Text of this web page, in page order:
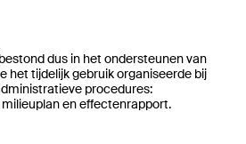
dus in het ondersteunen van
het tijdelijk gebruik organiseerde bij
procedures:
en effectenrapport.